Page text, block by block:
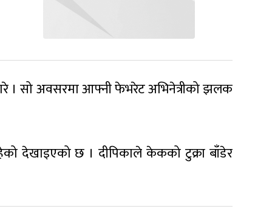
। सो अवसरमा आफ्नी फेभरेट अभिनेत्रीको झलक
देखाइएको छ । दीपिकाले केकको टुक्रा बाँडेर